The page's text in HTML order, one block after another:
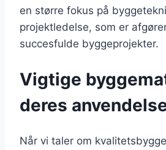
en større fokus på
projektledelse, som er
succesfulde byggeprojekter.
Vigtige
deres
Når vi taler om